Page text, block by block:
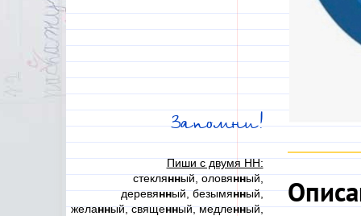
Запомни!
Пиши с двумя НН:
стеклянный, оловянный,
деревянный, безымянный,
желанный, священный, медленный,